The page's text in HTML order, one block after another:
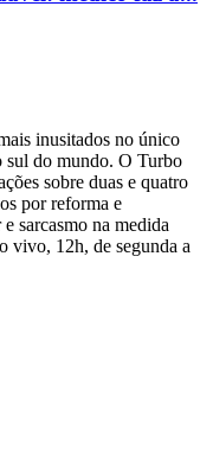
inusitados no único
sul do mundo. O Turbo
sobre duas e quatro
por reforma e
sarcasmo na medida
vivo, 12h, de segunda a